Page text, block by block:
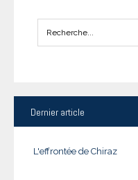
Dernier article
L'effrontée de Chiraz